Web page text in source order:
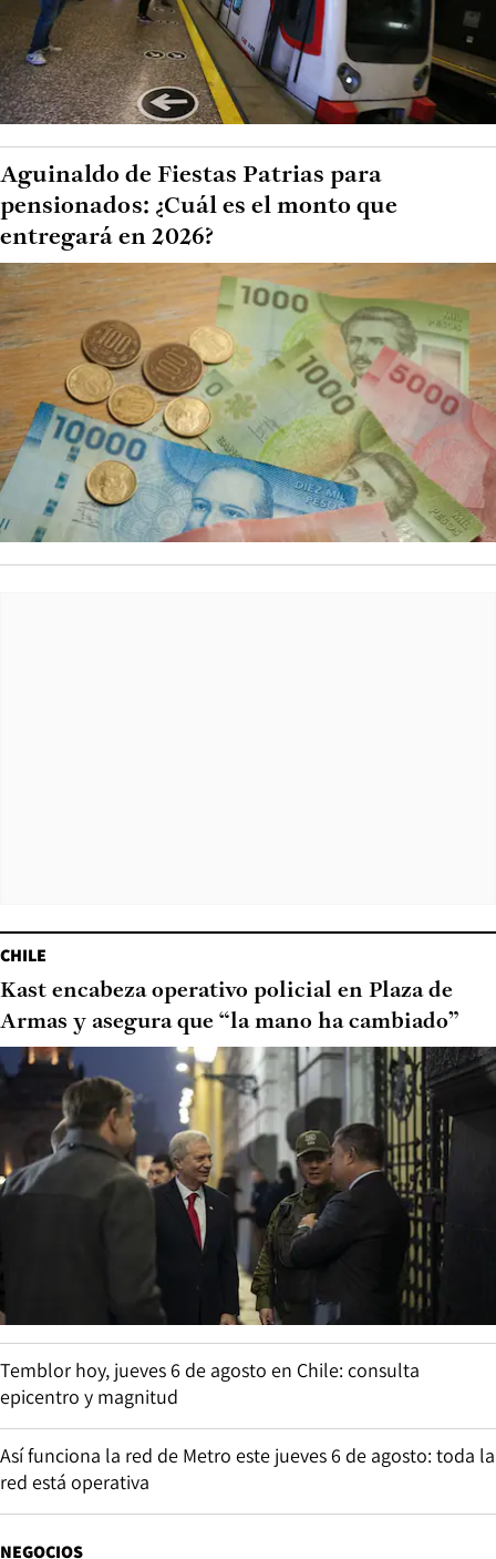
Aguinaldo de Fiestas Patrias para
pensionados: ¿Cuál es el monto que
entregará en 2026?
CHILE
Kast encabeza operativo policial en Plaza de
Armas y asegura que “la mano ha cambiado”
Temblor hoy, jueves 6 de agosto en Chile: consulta
epicentro y magnitud
Así funciona la red de Metro este jueves 6 de agosto: toda la
red está operativa
NEGOCIOS